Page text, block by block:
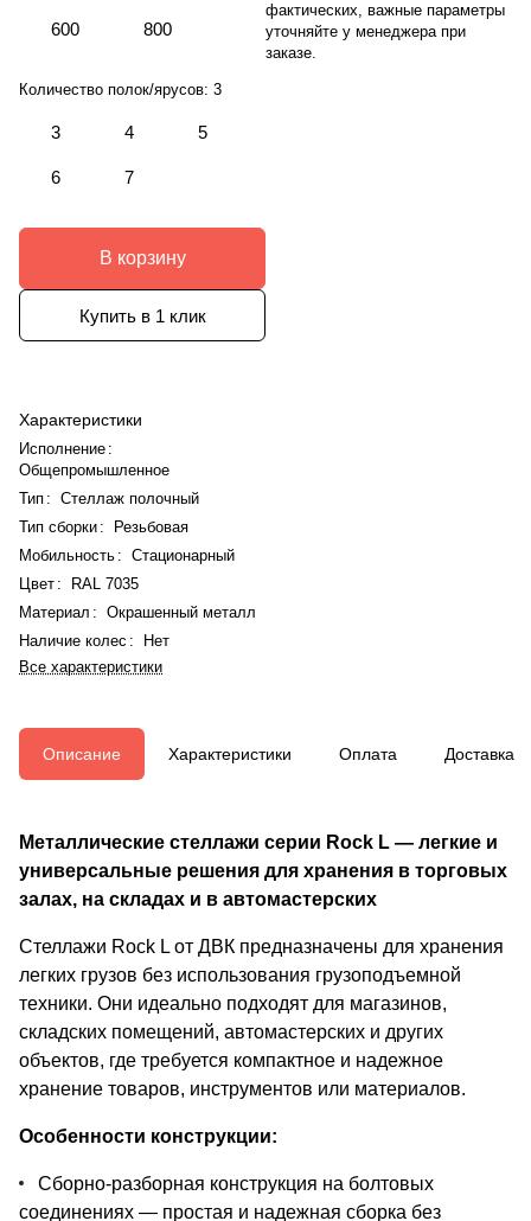
600 800
Количество полок/ярусов: 3
3 4 5
6 7
В корзину
Купить в 1 клик
Характеристики
Исполнение :
Общепромышленное
Тип : Стеллаж полочный
Тип сборки:
Резьбовая
Мобильность : Стационарный
Цвет :
RAL 7035
Материал : Окрашенный металл
Наличие колес :
Нет
Все характеристики
фактических, важные параметры
уточняйте у менеджера при
заказе.
Описание Характеристики Оплата Доставка
Металлические стеллажи серии Rock L — легкие и
универсальные решения для хранения в торговых
залах, на складах и в автомастерских
Стеллажи Rock L от ДВК предназначены для хранения
легких грузов без использования грузоподъемной
техники. Они идеально подходят для магазинов,
складских помещений, автомастерских и других
объектов, где требуется компактное и надежное
хранение товаров, инструментов или материалов.
Особенности конструкции:
Сборно-разборная конструкция на болтовых
соединениях — простая и надежная сборка без